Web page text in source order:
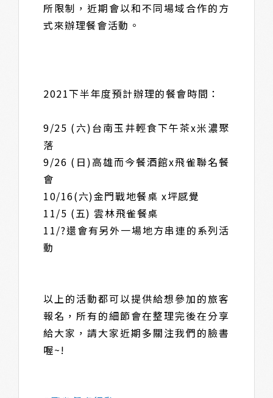
所限制，近期會以和不同場域合作的方
式來辦理餐會活動。
2021下半年度預計辦理的餐會時間：
9/25 (六)台南玉井輕食下午茶x米濃聚
落
9/26 (日)高雄而今餐酒館x飛雀聯名餐
會
10/16(六)金門戰地餐桌 x坪感覺
11/5 (五) 雲林飛雀餐桌
11/?還會有另外一場地方串連的系列活
動
以上的活動都可以提供給想參加的旅客
報名，所有的細節會在整理完後在分享
給大家，請大家近期多關注我們的臉書
喔~!